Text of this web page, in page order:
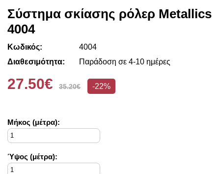
Σύστημα σκίασης ρόλερ Metallics
4004
Κωδικός:
4004
Διαθεσιμότητα:
Παράδοση σε 4-10 ημέρες
27.50€ 35.20€ -22%
Mήκος (μέτρα):
Ύψος (μέτρα):